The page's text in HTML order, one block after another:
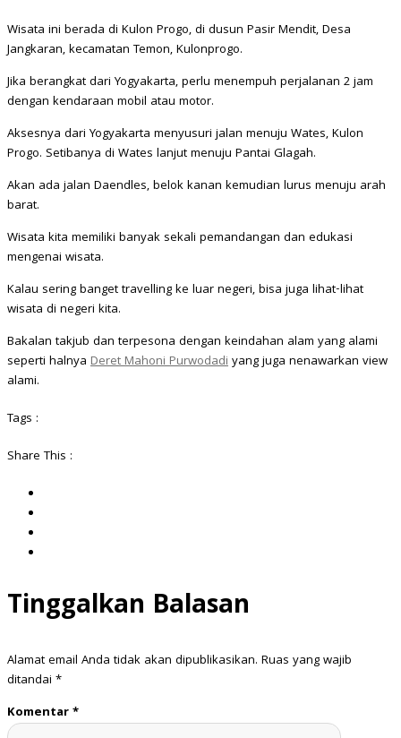
Wisata ini berada di Kulon Progo, di dusun Pasir Mendit, Desa
Jangkaran, kecamatan Temon, Kulonprogo.
Jika berangkat dari Yogyakarta, perlu menempuh perjalanan 2 jam
dengan kendaraan mobil atau motor.
Aksesnya dari Yogyakarta menyusuri jalan menuju Wates, Kulon
Progo. Setibanya di Wates lanjut menuju Pantai Glagah.
Akan ada jalan Daendles, belok kanan kemudian lurus menuju arah
barat.
Wisata kita memiliki banyak sekali pemandangan dan edukasi
mengenai wisata.
Kalau sering banget travelling ke luar negeri, bisa juga lihat-lihat
wisata di negeri kita.
Bakalan takjub dan terpesona dengan keindahan alam yang alami
seperti halnya Deret Mahoni Purwodadiyang juga nenawarkan view
alami.
Tags :
Share This :
Tinggalkan Balasan
Alamat email Anda tidak akan dipublikasikan. Ruas yang wajib
ditandai *
Komentar*